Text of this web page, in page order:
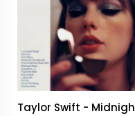
Taylor Swift -